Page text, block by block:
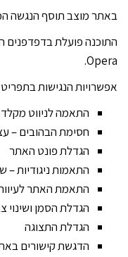
באתר מוצב תוסף הנגשה
Opera.
אפשרויות הנגישות
התאמה לניווט
חסימת הבהובים –
הגדלת פונט האתר
התאמות ניגודיות –
התאמת האתר
הגדלת הסמן ושינוי
הגדלת התצוגה
הדגשת קישורים